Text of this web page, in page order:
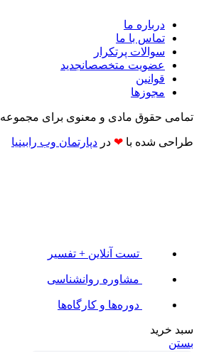
درباره ما
تماس با ما
سوالات پرتکرار
عضویت متخصصانجدید
قوانین
مجوزها
تمامی حقوق مادی و معنوی برای مجموعه
طراحی شده با ❤ در دپارتمان وب رابینیا​​
تست آنلاین + تفسیر
مشاوره روانشناسی
دوره‌ها و کارگاه‌ها
سبد خرید
بستن